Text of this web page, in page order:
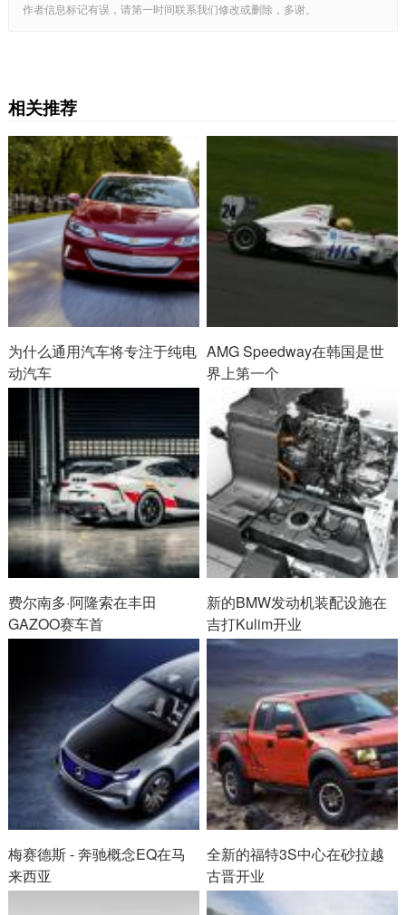
作者信息标记有误，请第一时间联系我们修改或删除，多谢。
相关推荐
为什么通用汽车将专注于纯电
动汽车
AMG Speedway在韩国是世
界上第一个
费尔南多·阿隆索在丰田
GAZOO赛车首
新的BMW发动机装配设施在
吉打Kulim开业
梅赛德斯 - 奔驰概念EQ在马
来西亚
全新的福特3S中心在砂拉越
古晋开业